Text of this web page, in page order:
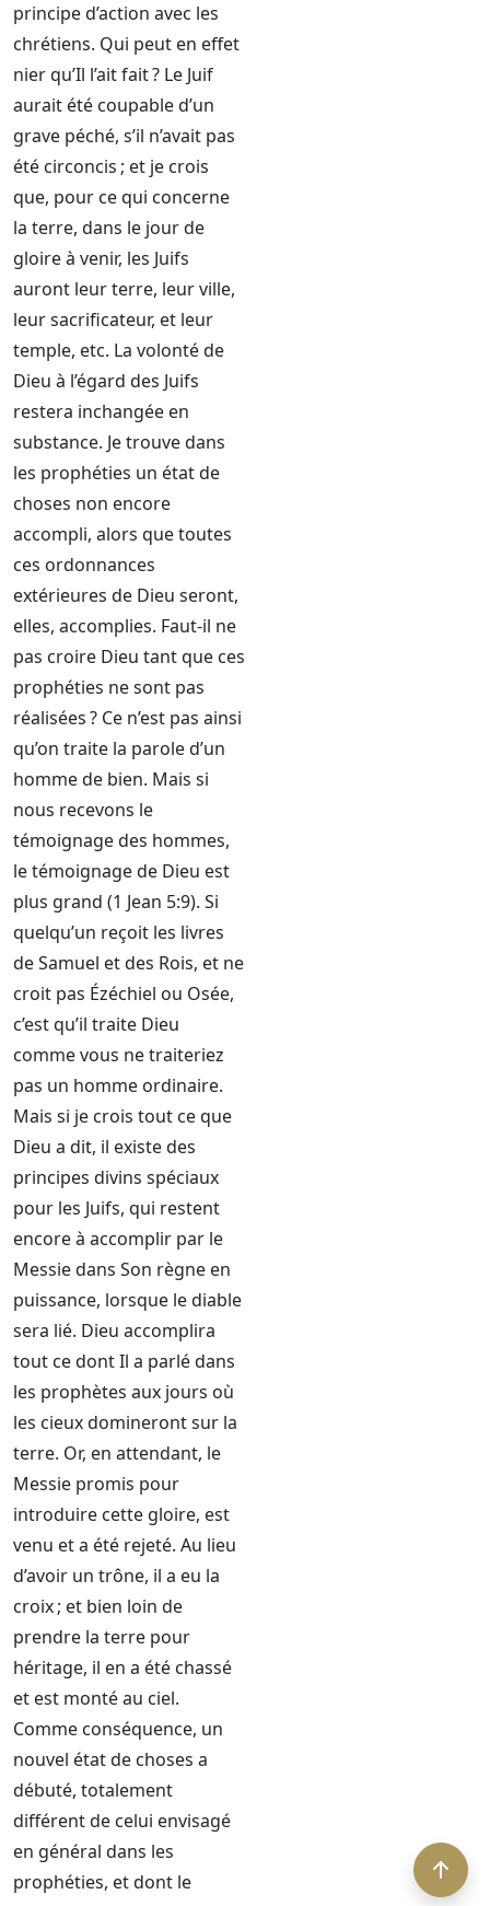
principe d’action avec les
chrétiens. Qui peut en effet
nier qu’Il l’ait fait ? Le Juif
aurait été coupable d’un
grave péché, s’il n’avait pas
été circoncis ; et je crois
que, pour ce qui concerne
la terre, dans le jour de
gloire à venir, les Juifs
auront leur terre, leur ville,
leur sacrificateur, et leur
temple, etc. La volonté de
Dieu à l’égard des Juifs
restera inchangée en
substance. Je trouve dans
les prophéties un état de
choses non encore
accompli, alors que toutes
ces ordonnances
extérieures de Dieu seront,
elles, accomplies. Faut-il ne
pas croire Dieu tant que ces
prophéties ne sont pas
réalisées ? Ce n’est pas ainsi
qu’on traite la parole d’un
homme de bien. Mais si
nous recevons le
témoignage des hommes,
le témoignage de Dieu est
plus grand (1 Jean 5:9). Si
quelqu’un reçoit les livres
de Samuel et des Rois, et ne
croit pas Ézéchiel ou Osée,
c’est qu’il traite Dieu
comme vous ne traiteriez
pas un homme ordinaire.
Mais si je crois tout ce que
Dieu a dit, il existe des
principes divins spéciaux
pour les Juifs, qui restent
encore à accomplir par le
Messie dans Son règne en
puissance, lorsque le diable
sera lié. Dieu accomplira
tout ce dont Il a parlé dans
les prophètes aux jours où
les cieux domineront sur la
terre. Or, en attendant, le
Messie promis pour
introduire cette gloire, est
venu et a été rejeté. Au lieu
d’avoir un trône, il a eu la
croix ; et bien loin de
prendre la terre pour
héritage, il en a été chassé
et est monté au ciel.
Comme conséquence, un
nouvel état de choses a
débuté, totalement
différent de celui envisagé
en général dans les
prophéties, et dont le